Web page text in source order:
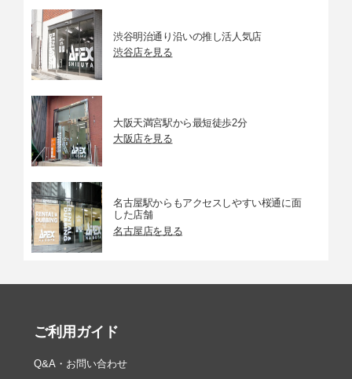
渋谷明治通り沿いの推し活人気店
渋谷店を見る
大阪天満宮駅から最短徒歩2分
大阪店を見る
名古屋駅からもアクセスしやすい桜通に面
した店舗
名古屋店を見る
ご利用ガイド
Q&A・お問い合わせ